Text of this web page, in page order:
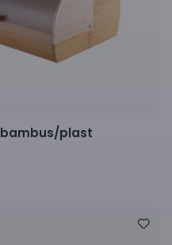
bambus/plast